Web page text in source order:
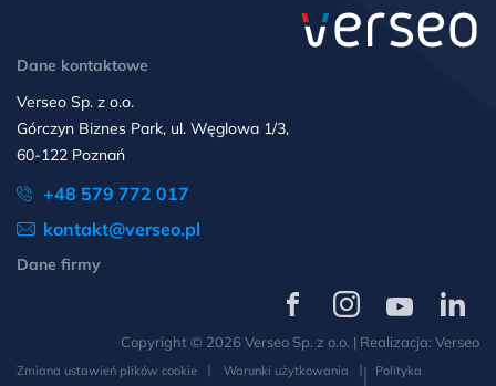
Verseo
Facebooku
Verseo
na
Instagramie
na
YouTube
Verseo
na
LinkedIn
Dane kontaktowe
Verseo Sp. z o.o.
Górczyn Biznes Park, ul. Węglowa 1/3,
60-122 Poznań
+48 579 772 017
kontakt@verseo.pl
Dane firmy
Copyright © 2026 Verseo Sp. z o.o. | Realizacja: Verseo
Zmiana ustawień plików cookie Warunki użytkowania
Polityka